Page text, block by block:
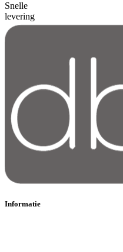
Snelle
levering
Informatie